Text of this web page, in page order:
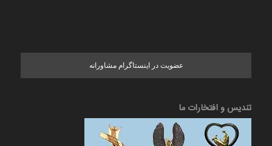
عضویت در اینستاگرام مشاورانه
تندیس و افتخارات ما